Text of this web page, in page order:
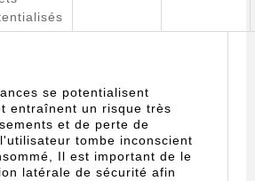
se potentialisent
entraînent un risque très
et de perte de
tombe inconscient
Il est important de le
latérale de sécurité afin